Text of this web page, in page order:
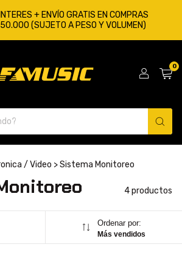
+ ENVÍO GRATIS EN COMPRAS
(SUJETO A PESO Y VOLUMEN)
0
/ Video >Sistema Monitoreo
4 productos
Ordenar por:
Más vendidos